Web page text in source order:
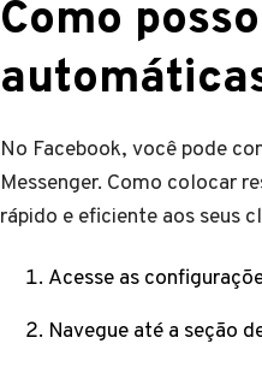
Como
No Facebook, você pode
Messenger. Como colocar
rápido e eficiente aos seus
Acesse as
Navegue até a seção